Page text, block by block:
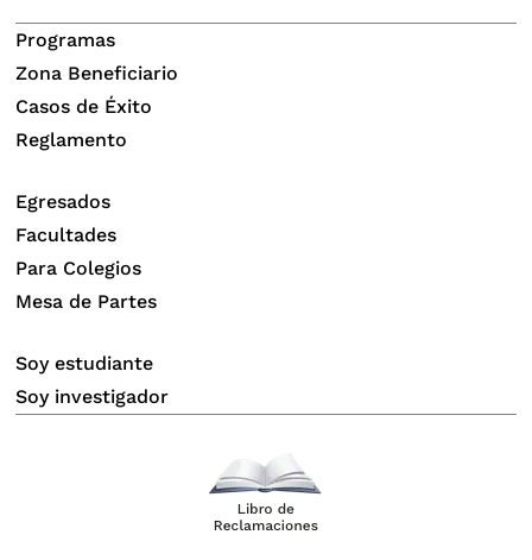
Programas
Zona Beneficiario
Casos de Éxito
Reglamento
Egresados
Facultades
Para Colegios
Mesa de Partes
Soy estudiante
Soy investigador